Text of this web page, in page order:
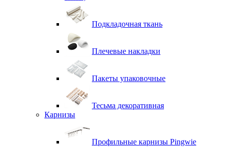
Подкладочная ткань
Плечевые накладки
Пакеты упаковочные
Тесьма декоративная
Карнизы
Профильные карнизы Pingwie